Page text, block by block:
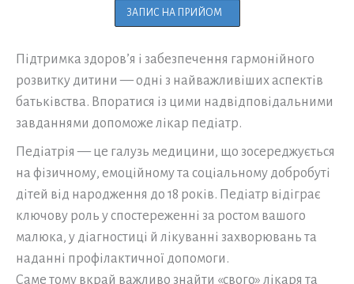
ЗАПИС НА ПРИЙОМ
Підтримка здоров’я і забезпечення гармонійного
розвитку дитини — одні з найважливіших аспектів
батьківства. Впоратися із цими надвідповідальними
завданнями допоможе лікар педіатр.
Педіатрія — це галузь медицини, що зосереджується
на фізичному, емоційному та соціальному добробуті
дітей від народження до 18 років. Педіатр відіграє
ключову роль у спостереженні за ростом вашого
малюка, у діагностиці й лікуванні захворювань та
наданні профілактичної допомоги.
Саме тому вкрай важливо знайти «свого» лікаря та